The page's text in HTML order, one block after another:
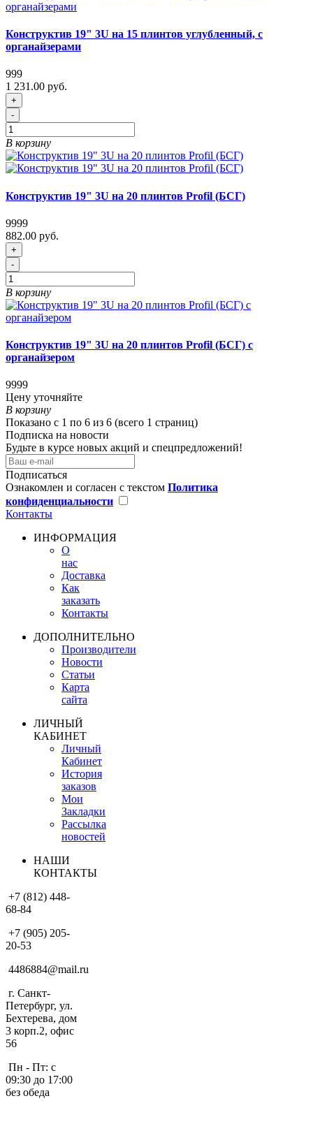
Конструктив 19" 3U на 15 плинтов углубленный, с
органайзерами
999
1 231.00 руб.
+
-
В корзину
Конструктив 19" 3U на 20 плинтов Profil (БСГ)
9999
882.00 руб.
+
-
В корзину
Конструктив 19" 3U на 20 плинтов Profil (БСГ) с
органайзером
9999
Цену уточняйте
В корзину
Показано с 1 по 6 из 6 (всего 1 страниц)
Подписка на новости
Будьте в курсе новых акций и спецпредложений!
Подписаться
Ознакомлен и согласен с текстом Политика
конфиденциальности
Контакты
ИНФОРМАЦИЯ
О
нас
Доставка
Как
заказать
Контакты
ДОПОЛНИТЕЛЬНО
Производители
Новости
Статьи
Карта
сайта
ЛИЧНЫЙ
КАБИНЕТ
Личный
Кабинет
История
заказов
Мои
Закладки
Рассылка
новостей
НАШИ
КОНТАКТЫ
+7 (812) 448-
68-84
+7 (905) 205-
20-53
4486884@mail.ru
г. Санкт-
Петербург, ул.
Бехтерева, дом
3 корп.2, офис
56
Пн - Пт: с
09:30 до 17:00
без обеда